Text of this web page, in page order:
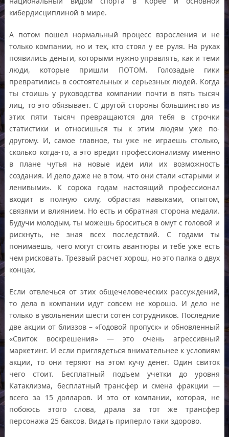
кибердисциплиной в мире.
А потом пошел нормальный процесс взросления и не
только компании, но и тех, кто стоял у ее руля. На руках
появились деньги, которыми нужно управлять, как и теми
люди, которые пришли ПОТОМ. Голозадые гики
превратились в состоятельных и серьезных людей. Когда
ты стоишь у руководства компании почти в пять тысяч
лиц, то это обязывает. С другой стороны большинство из
этих пяти тысяч превращаются для тебя в строчки
статистики и относишься ты к этим людям уже по-
другому. И, самое главное, ты уже не играешь столько,
сколько когда-то, а это вредит профессионализму именно
в плане чутья на новые идеи или их возможность
создания. И дело даже не в том, что они стали «старыми и
ленивыми». К сорока годам настоящий профессионал
входит в полную силу, обрастая навыками, опытом,
связями и влиянием. Но есть и обратная сторона медали.
Будучи молодым, ты можешь броситься в омут c головой и
рискнуть, не зная всех последствий. С годами ты
понимаешь, чего могут стоить авантюры и тебе уже есть
чем рисковать. Трезвый расчет хорош, но это палка о двух
концах.
Если отвлечься от этих общечеловеческих рассуждений,
то дела в компании идут совсем не хорошо. И дело не
только в увольнении шести сотен сотрудников. Последние
две акции от близзов – «Годовой пропуск» и обновленный
«Свиток воскрешения» — это очень агрессивный
маркетинг. И если приглядеться внимательнее к условиям
акции, то они теряют на этом кучу денег. Один свиток
чего стоит. Бесплатный подъем учетки до уровня
Катаклизма, бесплатный трансфер и смена фракции —
всего за 15 долларов. И это от компании, которая, не
побоюсь этого слова, драла за тот же трансфер
персонажа 25 баксов. Видать приперло таки здорово.